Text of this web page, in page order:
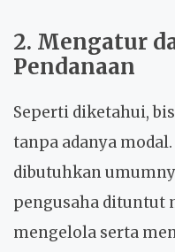
2. Mengatur
Pendanaan
Seperti diketahui,
tanpa adanya
dibutuhkan
pengusaha dituntut
mengelola serta